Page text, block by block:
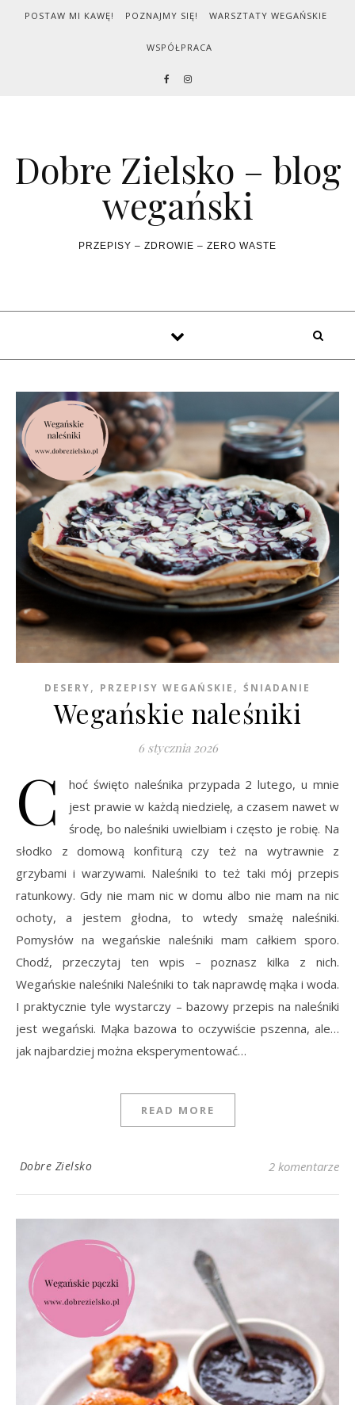
Skip to content
POSTAW MI KAWĘ! POZNAJMY SIĘ! WARSZTATY WEGAŃSKIE
WSPÓŁPRACA
Dobre Zielsko – blog
wegański
PRZEPISY – ZDROWIE – ZERO WASTE
DESERY, PRZEPISY WEGAŃSKIE , ŚNIADANIE
Wegańskie naleśniki
6 stycznia 2026
C
hoć święto naleśnika przypada 2 lutego, u mnie
jest prawie w każdą niedzielę, a czasem nawet w
środę, bo naleśniki uwielbiam i często je robię. Na
słodko z domową konfiturą czy też na wytrawnie z
grzybami i warzywami. Naleśniki to też taki mój przepis
ratunkowy. Gdy nie mam nic w domu albo nie mam na nic
ochoty, a jestem głodna, to wtedy smażę naleśniki.
Pomysłów na wegańskie naleśniki mam całkiem sporo.
Chodź, przeczytaj ten wpis – poznasz kilka z nich.
Wegańskie naleśniki Naleśniki to tak naprawdę mąka i woda.
I praktycznie tyle wystarczy – bazowy przepis na naleśniki
jest wegański. Mąka bazowa to oczywiście pszenna, ale…
jak najbardziej można eksperymentować…
READ MORE
Dobre Zielsko 2 komentarze